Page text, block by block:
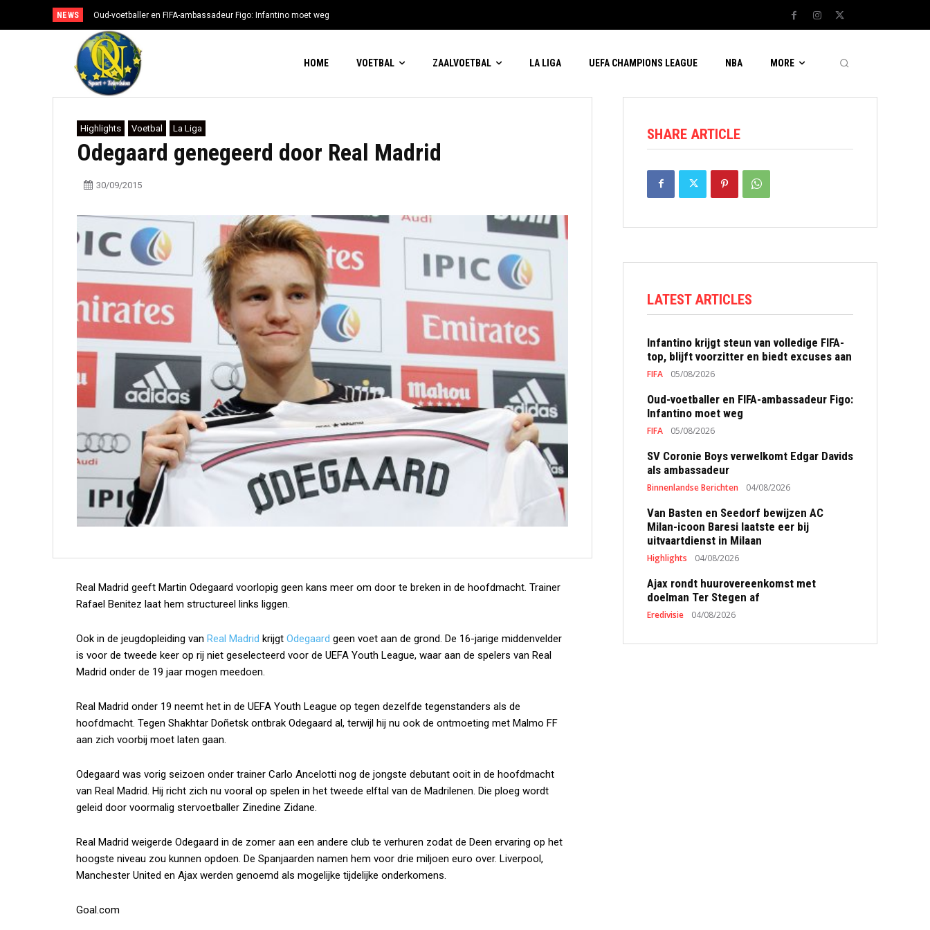
NEWS Oud-voetballer en FIFA-ambassadeur Figo: Infantino moet weg
HOME VOETBAL ZAALVOETBAL LA LIGA UEFA CHAMPIONS LEAGUE NBA MORE
Highlights Voetbal La Liga
Odegaard genegeerd door Real Madrid
30/09/2015
Real Madrid geeft Martin Odegaard voorlopig geen kans meer om door te breken in de hoofdmacht. Trainer
Rafael Benitez laat hem structureel links liggen.
Ook in de jeugdopleiding van Real Madrid krijgt Odegaard geen voet aan de grond. De 16-jarige middenvelder
is voor de tweede keer op rij niet geselecteerd voor de UEFA Youth League, waar aan de spelers van Real
Madrid onder de 19 jaar mogen meedoen.
Real Madrid onder 19 neemt het in de UEFA Youth League op tegen dezelfde tegenstanders als de
hoofdmacht. Tegen Shakhtar Doñetsk ontbrak Odegaard al, terwijl hij nu ook de ontmoeting met Malmo FF
aan zich voorbij moet laten gaan.
Odegaard was vorig seizoen onder trainer Carlo Ancelotti nog de jongste debutant ooit in de hoofdmacht
van Real Madrid. Hij richt zich nu vooral op spelen in het tweede elftal van de Madrilenen. Die ploeg wordt
geleid door voormalig stervoetballer Zinedine Zidane.
Real Madrid weigerde Odegaard in de zomer aan een andere club te verhuren zodat de Deen ervaring op het
hoogste niveau zou kunnen opdoen. De Spanjaarden namen hem voor drie miljoen euro over. Liverpool,
Manchester United en Ajax werden genoemd als mogelijke tijdelijke onderkomens.
Goal.com
SHARE ARTICLE
LATEST ARTICLES
Infantino krijgt steun van volledige FIFA-
top, blijft voorzitter en biedt excuses aan
FIFA 05/08/2026
Oud-voetballer en FIFA-ambassadeur Figo:
Infantino moet weg
FIFA 05/08/2026
SV Coronie Boys verwelkomt Edgar Davids
als ambassadeur
Binnenlandse Berichten 04/08/2026
Van Basten en Seedorf bewijzen AC
Milan-icoon Baresi laatste eer bij
uitvaartdienst in Milaan
Highlights 04/08/2026
Ajax rondt huurovereenkomst met
doelman Ter Stegen af
Eredivisie 04/08/2026